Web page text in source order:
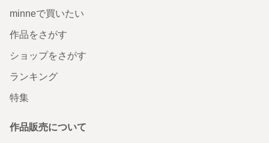
minneで買いたい
作品をさがす
ショップをさがす
ランキング
特集
作品販売について